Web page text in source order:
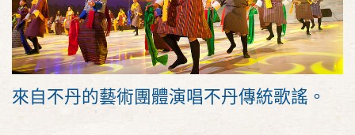
來自不丹的藝術團體演唱不丹傳統歌謠。